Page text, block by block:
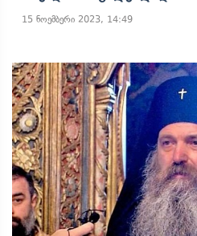
15 ნოემბერი 2023, 14:49